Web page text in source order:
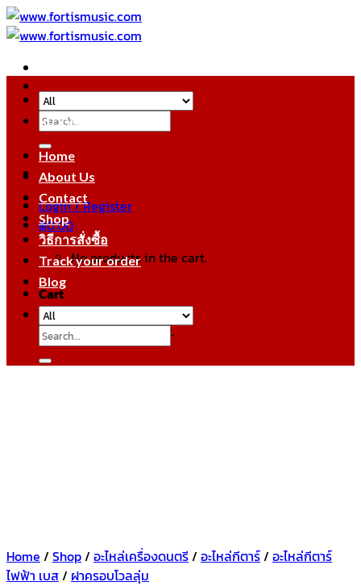
Skip
to
Search
for:
Login / Register
฿0.00
No products in the cart.
Cart
No products in the cart.
หมวดหมู่สินค้า
Home
About Us
Contact
Shop
วิธีการสั่งซื้อ
Track your order
Blog
Search
for:
Home / Shop/ อะไหล่เครื่องดนตรี/ อะไหล่กีตาร์/ อะไหล่กีตาร์
ไฟฟ้า เบส/ ฝาครอบโวลลุ่ม